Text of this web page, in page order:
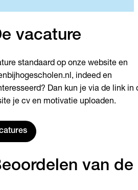
vacature
standaard op onze website en
indeed en
Dan kun je via de link in
je cv en motivatie uploaden.
van de